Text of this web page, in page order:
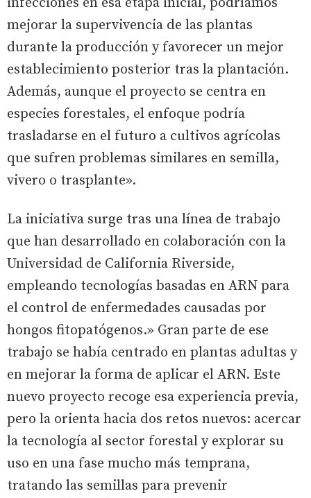
mejorar la supervivencia de las plantas
durante la producción y favorecer un mejor
establecimiento posterior tras la plantación.
Además, aunque el proyecto se centra en
especies forestales, el enfoque podría
trasladarse en el futuro a cultivos agrícolas
que sufren problemas similares en semilla,
vivero o trasplante».
La iniciativa surge tras una línea de trabajo
que han desarrollado en colaboración con la
Universidad de California Riverside,
empleando tecnologías basadas en ARN para
el control de enfermedades causadas por
hongos fitopatógenos.» Gran parte de ese
trabajo se había centrado en plantas adultas y
en mejorar la forma de aplicar el ARN. Este
nuevo proyecto recoge esa experiencia previa,
pero la orienta hacia dos retos nuevos: acercar
la tecnología al sector forestal y explorar su
uso en una fase mucho más temprana,
tratando las semillas para prevenir